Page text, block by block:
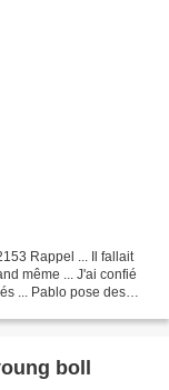
Rappel ... Il fallait
même ... J'ai confié
... Pablo pose des
boll